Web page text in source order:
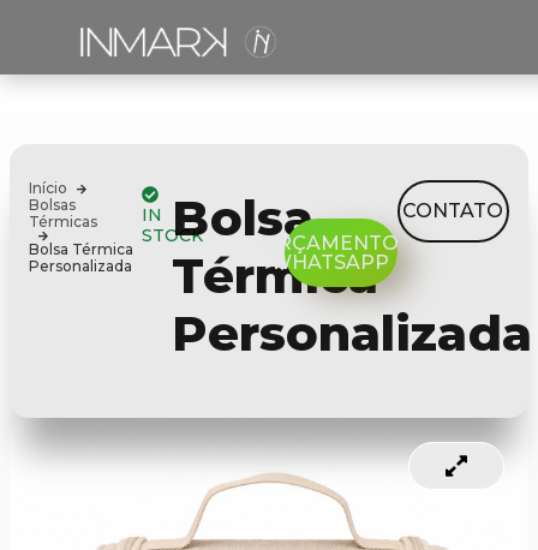
Início
Bolsas
Térmicas
Bolsa Térmica
Personalizada
IN
STOCKBolsa
Térmica
Personalizada
ORÇAMENTO
WHATSAPP
CONTATO